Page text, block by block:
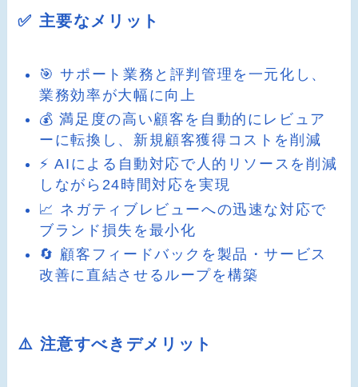
✅ 主要なメリット
🎯 サポート業務と評判管理を一元化し、
業務効率が大幅に向上
💰 満足度の高い顧客を自動的にレビュア
ーに転換し、新規顧客獲得コストを削減
⚡ AIによる自動対応で人的リソースを削減
しながら24時間対応を実現
📈 ネガティブレビューへの迅速な対応で
ブランド損失を最小化
🔄 顧客フィードバックを製品・サービス
改善に直結させるループを構築
⚠️ 注意すべきデメリット